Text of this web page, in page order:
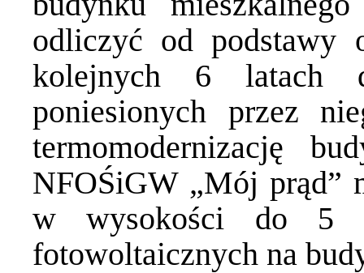
odliczyć od podstawy
kolejnych 6 latach
poniesionych przez
termomodernizację
NFOŚiGW „Mój prąd”
w wysokości do 5
fotowoltaicznych na